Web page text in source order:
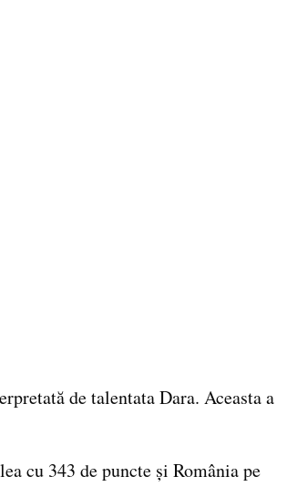
de talentata Dara. Aceasta a
cu 343 de puncte și România pe